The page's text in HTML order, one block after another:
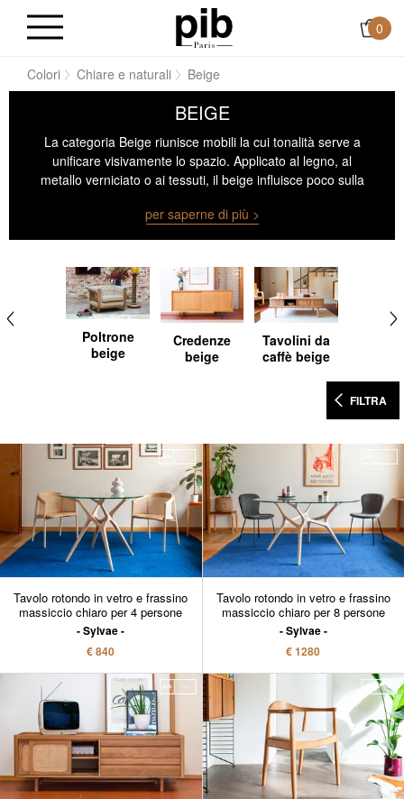
0
Colori Chiare e naturali Beige
BEIGE
La categoria Beige riunisce mobili la cui tonalità serve a
unificare visivamente lo spazio. Applicato al legno, al
metallo verniciato o ai tessuti, il beige influisce poco sulla
volumi solidi senza appesantire la composizione. Funziona
come superficie di fondo o come collegamento tra elementi
un equilibrio tra materiale, forma e colore, in una logica di
integrazione fluida all'interno di un design neutro o
strutturato.
per saperne di più >
Poltrone
beige
Credenze
beige
Tavolini da
caffè beige
FILTRA
Tavolo rotondo in vetro e frassino
massiccio chiaro per 4 persone
Sylvae
€ 840
Tavolo rotondo in vetro e frassino
massiccio chiaro per 8 persone
Sylvae
€ 1280